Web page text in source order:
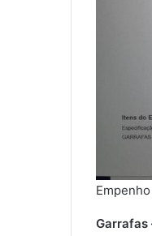
Garrafas